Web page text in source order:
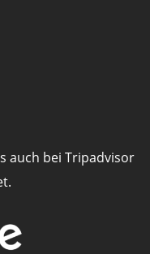
auch bei Tripadvisor